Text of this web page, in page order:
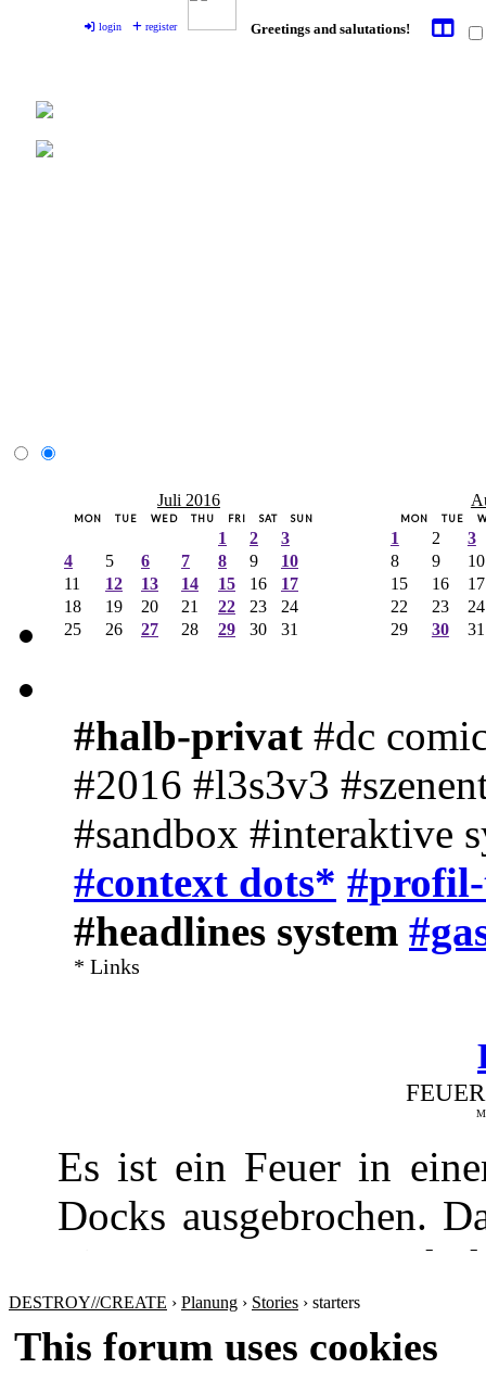
login register Greetings and salutations!
Juli 2016
MON TUE WED THU FRI SAT SUN
1 2
3
4
5 6 7 8 9
10
11
12 13 14 15 16
17
18
19 20 21 22 23
24
25
26 27 28 29 30 31
MON TUE
1 2
3
8
9
10
15
16
17
22
23
24
29
30 31
#halb-privat #dc
#2016 #l3s3v3
#sandbox #interaktive
#context dots*
#headlines system
* Links
Es ist ein Feuer in
Docks ausgebrochen.
Fire Department und
gebracht werden
DESTROY//CREATE › Planung › Stories › starters
This forum uses cookies